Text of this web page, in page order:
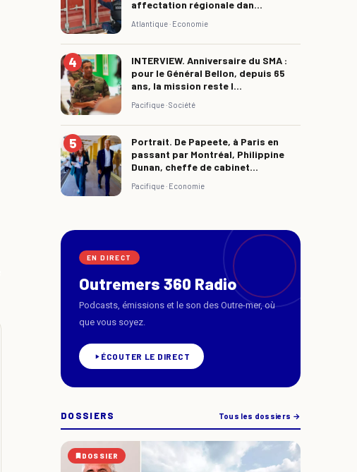
affectation régionale dan...
Atlantique · Economie
INTERVIEW. Anniversaire du SMA :
pour le Général Bellon, depuis 65
ans, la mission reste l...
Pacifique ·Société
Portrait. De Papeete, à Paris en
passant par Montréal, Philippine
Dunan, cheffe de cabinet...
Pacifique · Economie
EN DIRECT
Outremers 360 Radio
Podcasts, émissions et le son des Outre-mer, où
que vous soyez.
ÉCOUTER LE DIRECT
DOSSIERS Tous les dossiers →
DOSSIER